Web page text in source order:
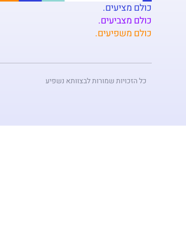
כולם מציעים.
כולם מצביעים.
כולם משפיעים.
כל הזכויות שמורות לבצוותא נשפיע